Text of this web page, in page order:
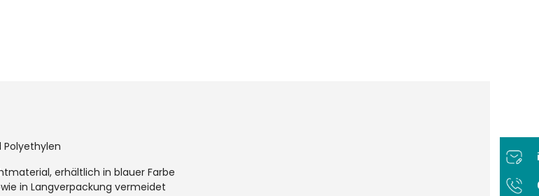
Polyethylen
erhältlich in blauer Farbe
in Langverpackung vermeidet